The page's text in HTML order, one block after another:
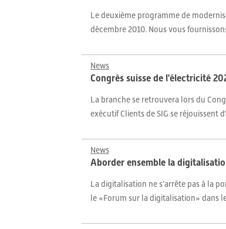
Le deuxième programme de
décembre 2010. Nous vous
News
Congrès suisse de l'électricité
La branche se retrouvera lors du
exécutif Clients de SIG se réjouissent
News
Aborder ensemble la
La digitalisation ne s’arrête pas à la
le «Forum sur la digitalisation» dans